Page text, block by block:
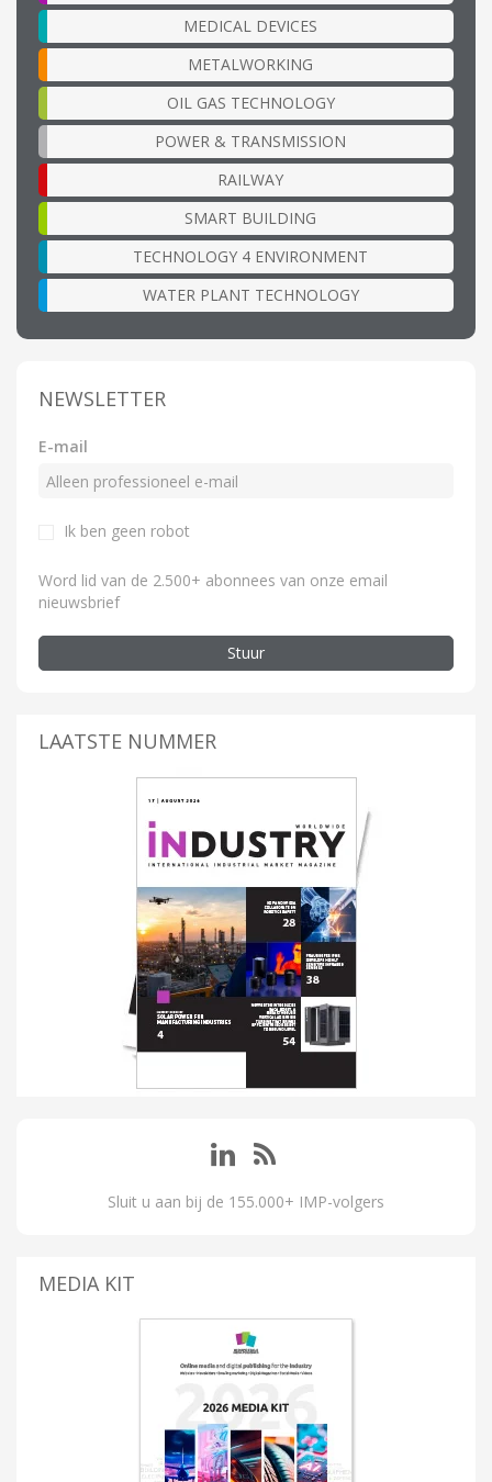
MEDICAL DEVICES
METALWORKING
OIL GAS TECHNOLOGY
POWER & TRANSMISSION
RAILWAY
SMART BUILDING
TECHNOLOGY 4 ENVIRONMENT
WATER PLANT TECHNOLOGY
NEWSLETTER
E-mail
Ik ben geen robot
Word lid van de 2.500+ abonnees van onze email
nieuwsbrief
Stuur
LAATSTE NUMMER
Sluit u aan bij de 155.000+ IMP-volgers
MEDIA KIT